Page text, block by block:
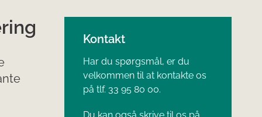
Kontakt
Har du spørgsmål, er du
velkommen til at kontakte os
på tlf. 33 95 80 00.